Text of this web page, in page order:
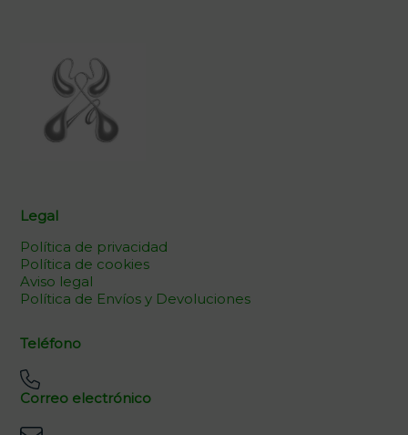
Legal
Política de privacidad
Política de cookies
Aviso legal
Política de Envíos y Devoluciones
Teléfono
Correo electrónico